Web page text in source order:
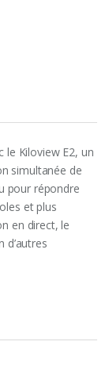
le Kiloview E2, un
simultanée de
pour répondre
et plus
en direct, le
d’autres